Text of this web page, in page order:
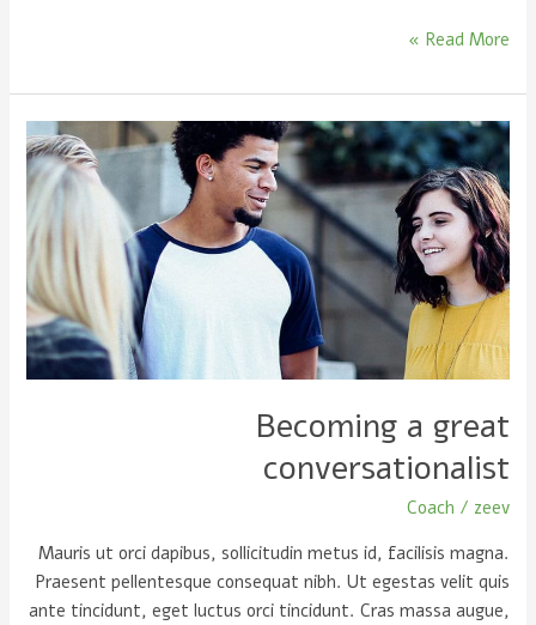
Read More »
Becoming a great
conversationalist
Coach / zeev
Mauris ut orci dapibus, sollicitudin metus id, facilisis magna.
Praesent pellentesque consequat nibh. Ut egestas velit quis
ante tincidunt, eget luctus orci tincidunt. Cras massa augue,
Becoming
a
great
conversationalist